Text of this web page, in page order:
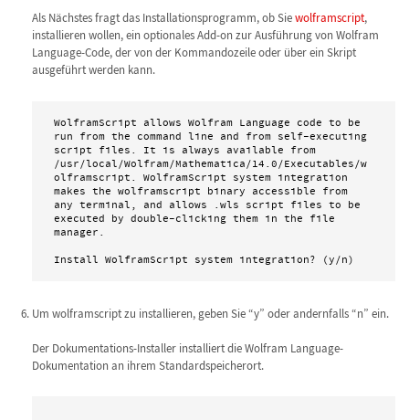
Als Nächstes fragt das Installationsprogramm, ob Siewolframscript,
installieren wollen, ein optionales Add-on zur Ausführung von Wolfram
Language-Code, der von der Kommandozeile oder über ein Skript
ausgeführt werden kann.
WolframScript allows Wolfram Language code to be
run from the command line and from self-executing
script files. It is always available from
/usr/local/Wolfram/Mathematica/14.0/Executables/w
olframscript. WolframScript system integration
makes the wolframscript binary accessible from
any terminal, and allows .wls script files to be
executed by double-clicking them in the file
manager.
Install WolframScript system integration? (y/n)
Um wolframscript zu installieren, geben Sie “y” oder andernfalls “n” ein.
Der Dokumentations-Installer installiert die Wolfram Language-
Dokumentation an ihrem Standardspeicherort.